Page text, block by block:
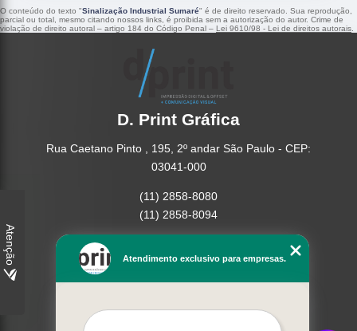
O conteúdo do texto "Sinalização Industrial Sumaré" é de direito reservado. Sua reprodução,
parcial ou total, mesmo citando nossos links, é proibida sem a autorização do autor. Crime de
violação de direito autoral – artigo 184 do Código Penal – Lei 9610/98 - Lei de direitos autorais.
D. Print Gráfica
Rua Caetano Pinto , 195, 2º andar São Paulo - CEP:
03041-000
(11) 2858-8080
(11) 2858-8094
Empresa
Missão
Atendimento exclusivo para empresas.
Atenção